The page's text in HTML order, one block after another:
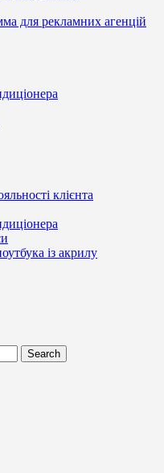
для рекламних агенцій
клієнта
із акрилу
Search